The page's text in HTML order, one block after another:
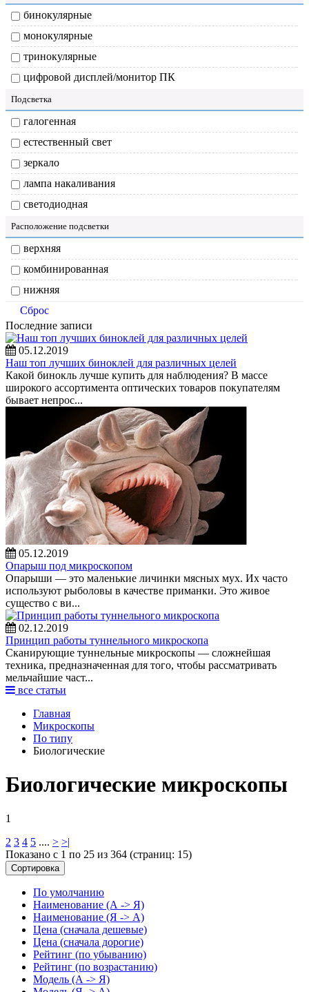
бинокулярные
монокулярные
тринокулярные
цифровой дисплей/монитор ПК
Подсветка
галогенная
естественный свет
зеркало
лампа накаливания
светодиодная
Расположение подсветки
верхняя
комбинированная
нижняя
Сброс
Последние записи
05.12.2019
Наш топ лучших биноклей для различных целей
Какой бинокль лучше купить для наблюдения? В массе
широкого ассортимента оптических товаров покупателям
бывает непрос...
05.12.2019
Опарыш под микроскопом
Опарыши — это маленькие личинки мясных мух. Их часто
используют рыболовы в качестве приманки. Это живое
существо с ви...
02.12.2019
Принцип работы туннельного микроскопа
Сканирующие туннельные микроскопы — сложнейшая
техника, предназначенная для того, чтобы рассматривать
мельчайшие част...
все статьи
Главная
Микроскопы
По типу
Биологические
Биологические микроскопы
1
2 3 4 5 .... > >|
Показано с 1 по 25 из 364 (страниц: 15)
Сортировка
По умолчанию
Наименование (А -> Я)
Наименование (Я -> А)
Цена (сначала дешевые)
Цена (сначала дорогие)
Рейтинг (по убыванию)
Рейтинг (по возрастанию)
Модель (А -> Я)